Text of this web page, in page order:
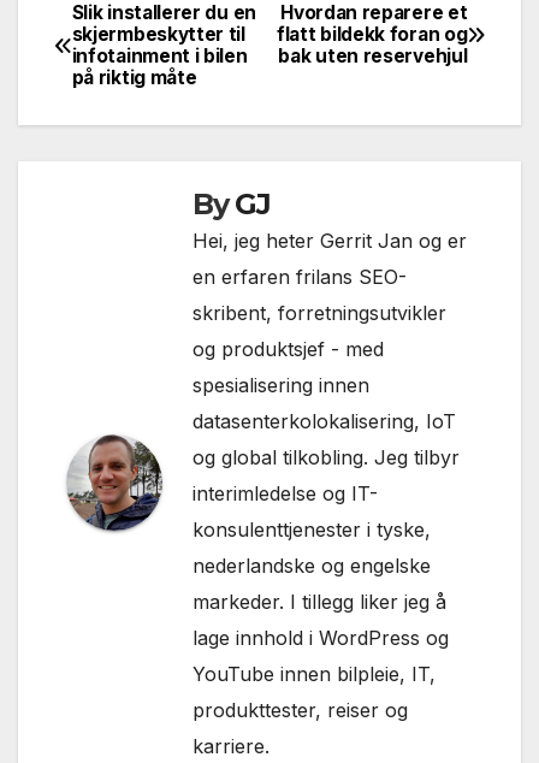
Innleggsnavigasjon
Hvordan reparere et
flatt bildekk foran og
bak uten reservehjul
Slik installerer du en
skjermbeskytter til
infotainment i bilen
på riktig måte
ByGJ
Hei, jeg heter Gerrit Jan og er
en erfaren frilans SEO-
skribent, forretningsutvikler
og produktsjef - med
spesialisering innen
datasenterkolokalisering, IoT
og global tilkobling. Jeg tilbyr
interimledelse og IT-
konsulenttjenester i tyske,
nederlandske og engelske
markeder. I tillegg liker jeg å
lage innhold i WordPress og
YouTube innen bilpleie, IT,
produkttester, reiser og
karriere.